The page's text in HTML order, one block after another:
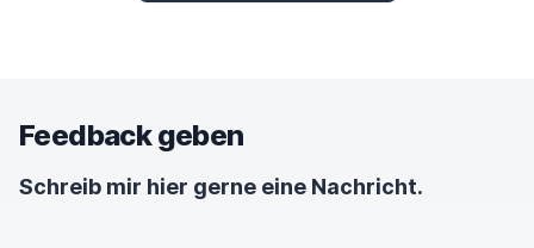
Feedback geben
Schreib mir hier gerne eine Nachricht.